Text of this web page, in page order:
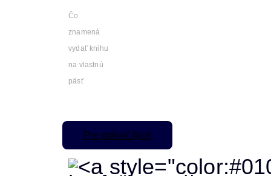
Čo
znamená
vydať knihu
na vlastnú
päsť
Pre pokročilých